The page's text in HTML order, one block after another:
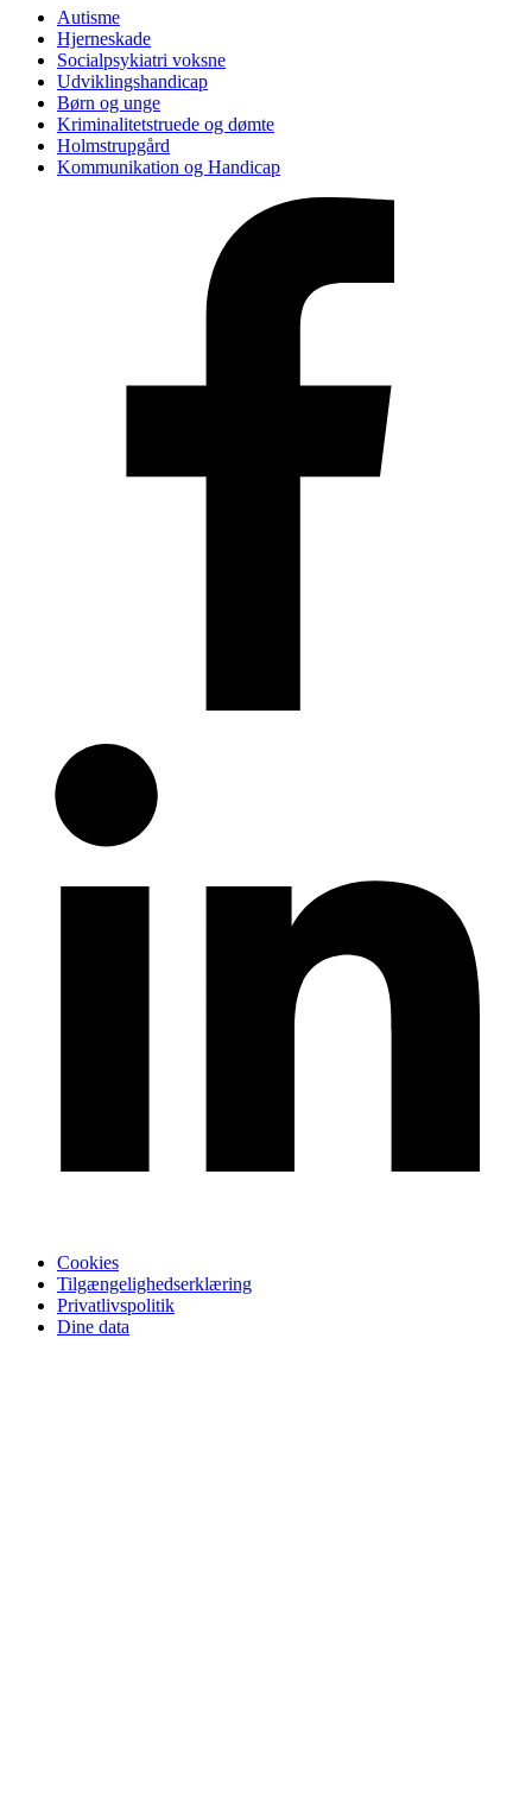
Autisme
Hjerneskade
Socialpsykiatri voksne
Udviklingshandicap
Børn og unge
Kriminalitetstruede og dømte
Holmstrupgård
Kommunikation og Handicap
Cookies
Tilgængelighedserklæring
Privatlivspolitik
Dine data